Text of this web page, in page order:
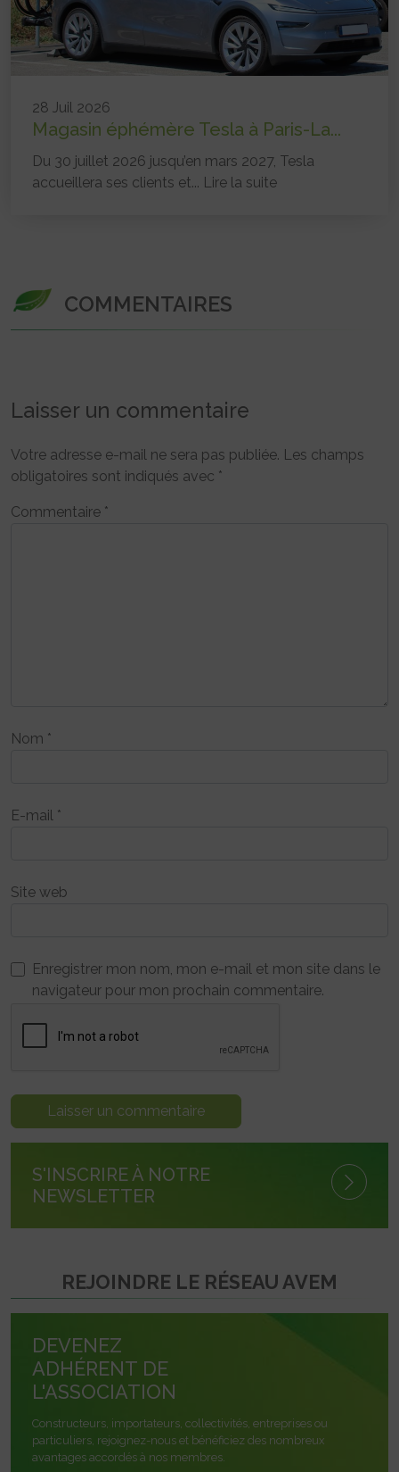
28 Juil 2026
Magasin éphémère Tesla à Paris-La...
Du 30 juillet 2026 jusqu’en mars 2027, Tesla
accueillera ses clients et... Lire la suite
COMMENTAIRES
Laisser un commentaire
Votre adresse e-mail ne sera pas publiée. Les champs
obligatoires sont indiqués avec *
Commentaire *
Nom *
E-mail *
Site web
Enregistrer mon nom, mon e-mail et mon site dans le
navigateur pour mon prochain commentaire.
S'INSCRIRE À NOTRE
NEWSLETTER
REJOINDRE LE RÉSEAU AVEM
DEVENEZ
ADHÉRENT DE
L'ASSOCIATION
Constructeurs, importateurs, collectivités, entreprises ou
particuliers, rejoignez-nous et bénéficiez des nombreux
avantages accordés à nos membres.